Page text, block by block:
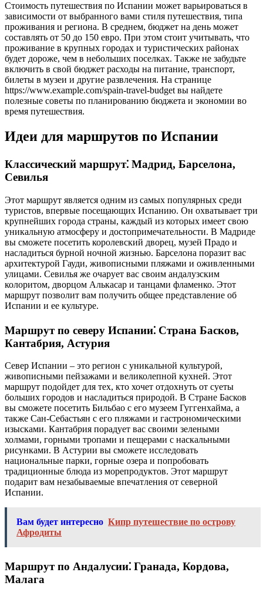
Стоимость путешествия по Испании может варьироваться в
зависимости от выбранного вами стиля путешествия, типа
проживания и региона. В среднем, бюджет на день может
составлять от 50 до 150 евро. При этом стоит учитывать, что
проживание в крупных городах и туристических районах
будет дороже, чем в небольших поселках. Также не забудьте
включить в свой бюджет расходы на питание, транспорт,
билеты в музеи и другие развлечения. На странице
https://www.example.com/spain-travel-budget вы найдете
полезные советы по планированию бюджета и экономии во
время путешествия.
Идеи для маршрутов по Испании
Классический маршрут⁚ Мадрид, Барселона,
Севилья
Этот маршрут является одним из самых популярных среди
туристов, впервые посещающих Испанию. Он охватывает три
крупнейших города страны, каждый из которых имеет свою
уникальную атмосферу и достопримечательности. В Мадриде
вы сможете посетить королевский дворец, музей Прадо и
насладиться бурной ночной жизнью. Барселона поразит вас
архитектурой Гауди, живописными пляжами и оживленными
улицами. Севилья же очарует вас своим андалузским
колоритом, дворцом Алькасар и танцами фламенко. Этот
маршрут позволит вам получить общее представление об
Испании и ее культуре.
Маршрут по северу Испании⁚ Страна Басков,
Кантабрия, Астурия
Север Испании – это регион с уникальной культурой,
живописными пейзажами и великолепной кухней. Этот
маршрут подойдет для тех, кто хочет отдохнуть от суеты
больших городов и насладиться природой. В Стране Басков
вы сможете посетить Бильбао с его музеем Гуггенхайма, а
также Сан-Себастьян с его пляжами и гастрономическими
изысками. Кантабрия порадует вас своими зелеными
холмами, горными тропами и пещерами с наскальными
рисунками. В Астурии вы сможете исследовать
национальные парки, горные озера и попробовать
традиционные блюда из морепродуктов. Этот маршрут
подарит вам незабываемые впечатления от северной
Испании.
Вам будет интересно Кипр путешествие по острову
Афродиты
Маршрут по Андалусии⁚ Гранада, Кордова,
Малага